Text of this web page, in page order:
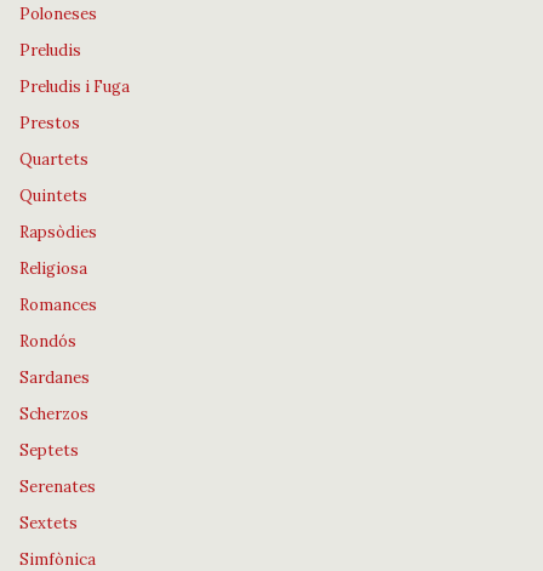
Poloneses
Preludis
Preludis i Fuga
Prestos
Quartets
Quintets
Rapsòdies
Religiosa
Romances
Rondós
Sardanes
Scherzos
Septets
Serenates
Sextets
Simfònica